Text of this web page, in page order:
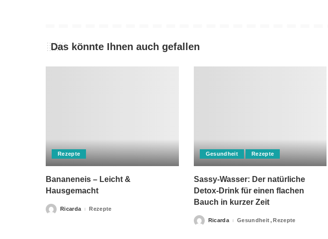
Das könnte Ihnen auch gefallen
Rezepte
Bananeneis – Leicht &
Hausgemacht
PostedRicarda Rezepte
Gesundheit Rezepte
Sassy-Wasser: Der natürliche
Detox-Drink für einen flachen
Bauch in kurzer Zeit
PostedRicarda Gesundheit Rezepte